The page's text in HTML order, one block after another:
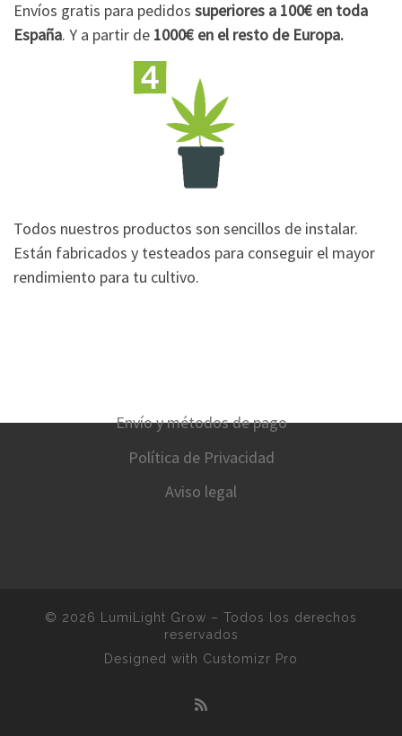
Envíos gratis para pedidos superiores a 100€ en toda
España. Y a partir de 1000€ en el resto de Europa.
Todos nuestros productos son sencillos de instalar.
Están fabricados y testeados para conseguir el mayor
rendimiento para tu cultivo.
Envío y métodos de pago
Política de Privacidad
Aviso legal
© 2026 LumiLight Grow – Todos los derechos
reservados
Designed with Customizr Pro